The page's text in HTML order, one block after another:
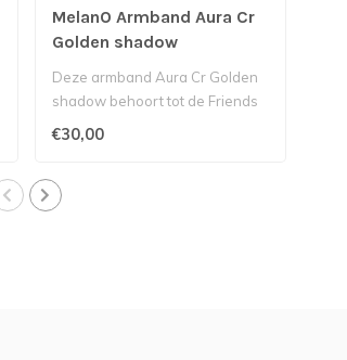
MelanO Armband Aura Cr
Golden shadow
Deze armband Aura Cr Golden
shadow behoort tot de Friends
collectie van Melano...
€30,00